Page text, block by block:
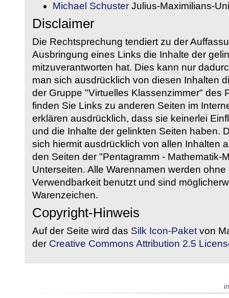
Michael Schuster Julius-Maximilians-
Disclaimer
Die Rechtsprechung tendiert zu der
Ausbringung eines Links die Inhalte der
mitzuverantworten hat. Dies kann nur
man sich ausdrücklich von diesen Inhalten
der Gruppe "Virtuelles Klassenzimmer" des
finden Sie Links zu anderen Seiten im
erklären ausdrücklich, dass sie keinerlei
und die Inhalte der gelinkten Seiten haben.
sich hiermit ausdrücklich von allen Inhalten
den Seiten der "Pentagramm - Mathematik-
Unterseiten. Alle Warennamen werden
Verwendbarkeit benutzt und sind
Warenzeichen.
Copyright-Hinweis
Auf der Seite wird das Silk Icon-Paket von
der Creative Commons Attribution 2.5